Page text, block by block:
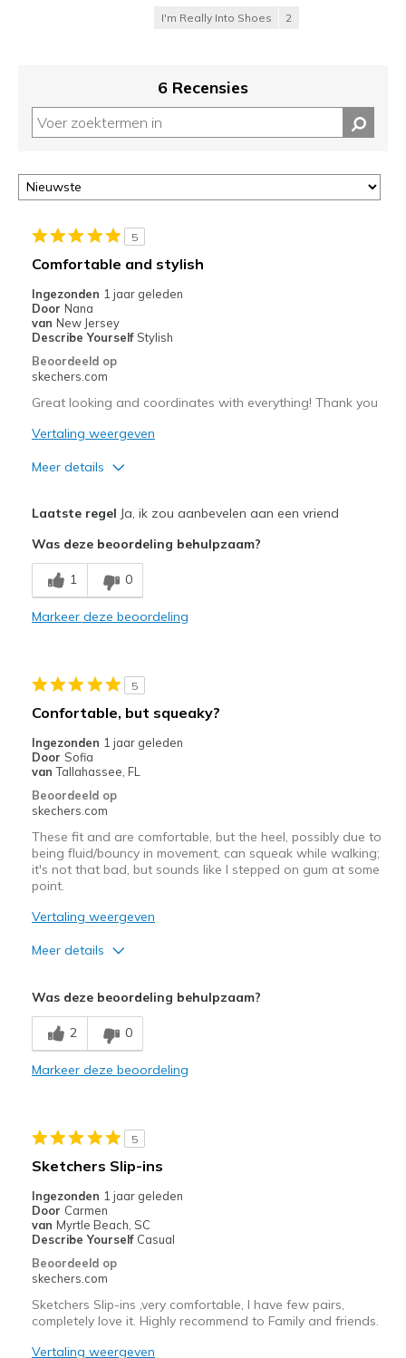
I'm Really Into Shoes 2
6 Recensies
5
Comfortable and stylish
Ingezonden 1 jaar geleden
Door Nana
van New Jersey
Describe Yourself Stylish
Beoordeeld op
skechers.com
Great looking and coordinates with everything! Thank you
Vertaling weergeven
Meer details
Breathe Well
Comfortable
Beste toepassingen
Going Out
Special Occasions
Travel
Width
Feels true to width
Sizing
View On Shoes
Shoes are for Wearing
Laatste regel Ja, ik zou aanbevelen aan een vriend
Was deze beoordeling behulpzaam?
1 0
Markeer deze beoordeling
5
Confortable, but squeaky?
Ingezonden 1 jaar geleden
Door Sofia
van Tallahassee, FL
Beoordeeld op
skechers.com
These fit and are comfortable, but the heel, possibly due to
being fluid/bouncy in movement, can squeak while walking;
it's not that bad, but sounds like I stepped on gum at some
point.
Vertaling weergeven
Meer details
Comfortable
Stylish
Make Noise
Casual Wear
Sizing
Was deze beoordeling behulpzaam?
2 0
Markeer deze beoordeling
5
Sketchers Slip-ins
Ingezonden 1 jaar geleden
Door Carmen
van Myrtle Beach, SC
Describe Yourself Casual
Beoordeeld op
skechers.com
Sketchers Slip-ins ,very comfortable, I have few pairs,
completely love it. Highly recommend to Family and friends.
Vertaling weergeven